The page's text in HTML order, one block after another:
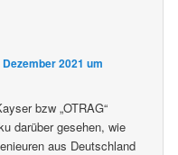
Dezember 2021 um
bzw „OTRAG“
darüber gesehen, wie
aus Deutschland